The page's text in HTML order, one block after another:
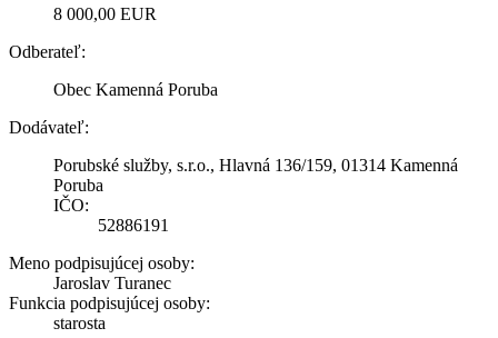
8 000,00 EUR
Odberateľ:
Obec Kamenná Poruba
Dodávateľ:
Porubské služby, s.r.o., Hlavná 136/159, 01314 Kamenná
Poruba
IČO:
52886191
Meno podpisujúcej osoby:
Jaroslav Turanec
Funkcia podpisujúcej osoby:
starosta